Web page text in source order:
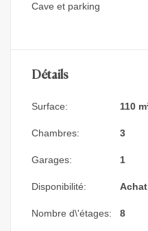
Cave et parking
Détails
Surface: 110
Chambres: 3
Garages: 1
Disponibilité: Achat
Nombre d\'étages: 8